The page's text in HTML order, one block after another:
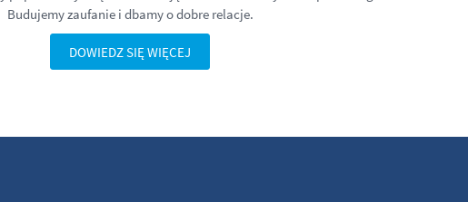
Budujemy zaufanie i dbamy o dobre relacje.
DOWIEDZ SIĘ WIĘCEJ